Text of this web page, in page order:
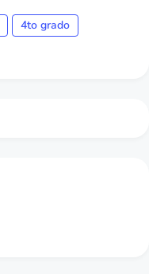
4to grado